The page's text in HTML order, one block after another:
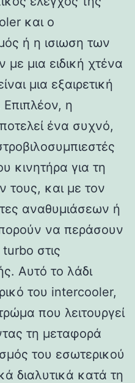
και ο
ή η ισιωση των
μια ειδική χτένα
μια εξαιρετική
η
ένα συχνό,
κινητήρα για τη
τους, και με τον
αναθυμιάσεων ή
να περάσουν
στις
Αυτό το λάδι
του intercooler,
που λειτουργεί
τη μεταφορά
του εσωτερικού
διαλυτικά κατά τη